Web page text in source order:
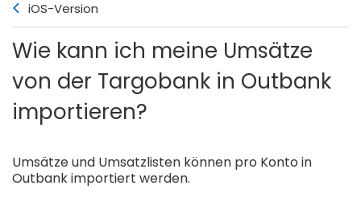
iOS-Version
Wie kann ich meine Umsätze
von der Targobank in Outbank
importieren?
Umsätze und Umsatzlisten können pro Konto in
Outbank importiert werden.